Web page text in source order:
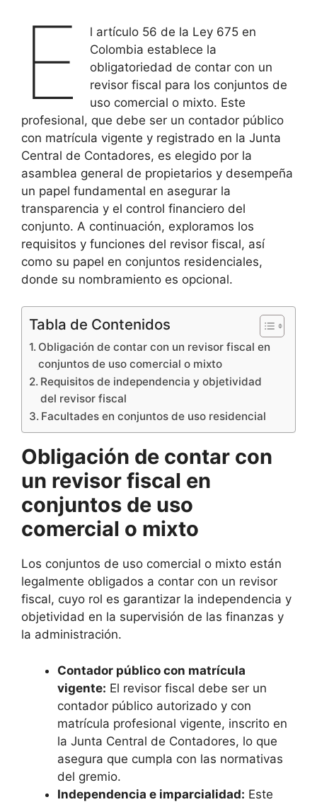
E
l artículo 56 de la Ley 675 en
Colombia establece la
obligatoriedad de contar con un
revisor fiscal para los conjuntos de
uso comercial o mixto. Este
profesional, que debe ser un contador público
con matrícula vigente y registrado en la Junta
Central de Contadores, es elegido por la
asamblea general de propietarios y desempeña
un papel fundamental en asegurar la
transparencia y el control financiero del
conjunto. A continuación, exploramos los
requisitos y funciones del revisor fiscal, así
como su papel en conjuntos residenciales,
donde su nombramiento es opcional.
Tabla de Contenidos
Obligación de contar con un revisor fiscal en
conjuntos de uso comercial o mixto
Requisitos de independencia y objetividad
del revisor fiscal
Facultades en conjuntos de uso residencial
Obligación de contar con
un revisor fiscal en
conjuntos de uso
comercial o mixto
Los conjuntos de uso comercial o mixto están
legalmente obligados a contar con un revisor
fiscal, cuyo rol es garantizar la independencia y
objetividad en la supervisión de las finanzas y
la administración.
Contador público con matrícula
vigente: El revisor fiscal debe ser un
contador público autorizado y con
matrícula profesional vigente, inscrito en
la Junta Central de Contadores, lo que
asegura que cumpla con las normativas
del gremio.
Independencia e imparcialidad: Este